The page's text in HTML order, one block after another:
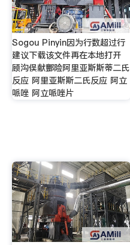
Sogou Pinyin因为行数超过行
建议下载该文件再在本地打开
顾沟俣献酆险阿里亚斯斯蒂二氏
反应 阿里亚斯斯二氏反应 阿立
哌唑 阿立哌唑片